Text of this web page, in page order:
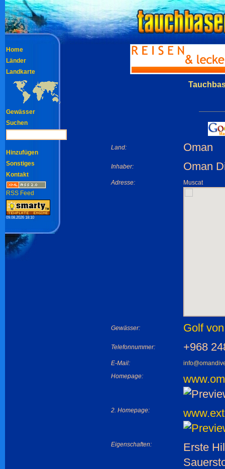
Land: Oman
Inhaber: Oman
Adresse: Muscat
Gewässer: Golf
Telefonnummer: +968
E-Mail:
Homepage:
2. Homepage:
Eigenschaften:
Erste
Home
Länder
Landkarte
Gewässer
Suchen
Hinzufügen
Sonstiges
Kontakt
RSS Feed
09.08.2026 18:10